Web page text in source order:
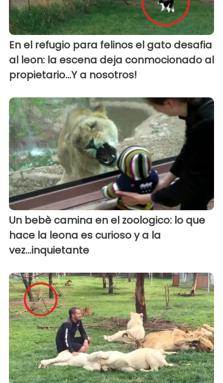
En el refugio para felinos el gato desafia
al leon: la escena deja conmocionado al
propietario...Y a nosotros!
Un bebè camina en el zoologico: lo que
hace la leona es curioso y a la
vez...inquietante